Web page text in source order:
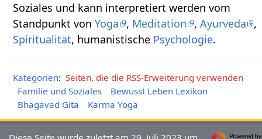
Soziales und kann interpretiert werden vom
Standpunkt vonYoga , Meditation ,Ayurveda
,
Spiritualität, humanistische Psychologie.
Kategorien: Seiten, die die RSS-Erweiterung verwenden
Familie und Soziales
Bewusst Leben Lexikon
Bhagavad Gita
Karma Yoga